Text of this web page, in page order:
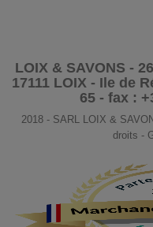
LOIX & SAVONS -
17111 LOIX - Ile de
65 - fax :
2018 - SARL LOIX &
droits -